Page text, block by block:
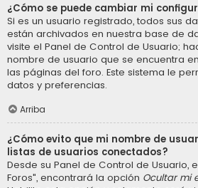
¿Cómo se puede cambiar mi
Si es un usuario registrado, todos sus
están archivados en nuestra base de
visite el Panel de Control de Usuario;
nombre de usuario que se encuentra
las páginas del foro. Este sistema le
datos y preferencias.
Arriba
¿Cómo evito que mi nombre de
listas de usuarios conectados?
Desde su Panel de Control de Usuario,
Foros", encontrará la opción Ocultar mi